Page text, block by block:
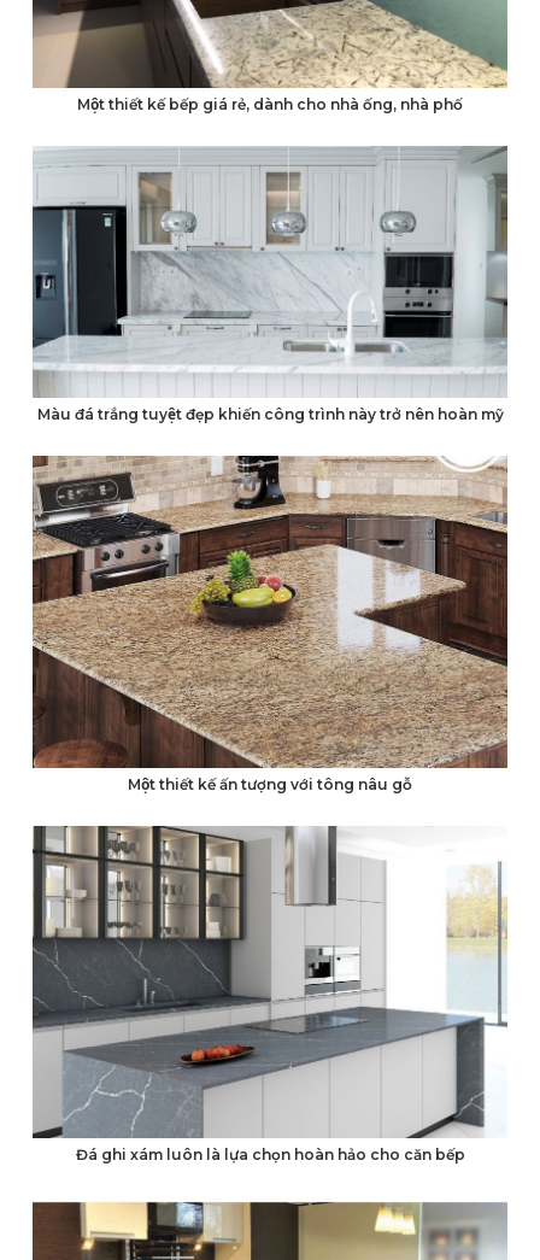
Một thiết kế bếp giá rẻ, dành cho nhà ống, nhà phố
Màu đá trắng tuyệt đẹp khiến công trình này trở nên hoàn mỹ
Một thiết kế ấn tượng với tông nâu gỗ
Đá ghi xám luôn là lựa chọn hoàn hảo cho căn bếp